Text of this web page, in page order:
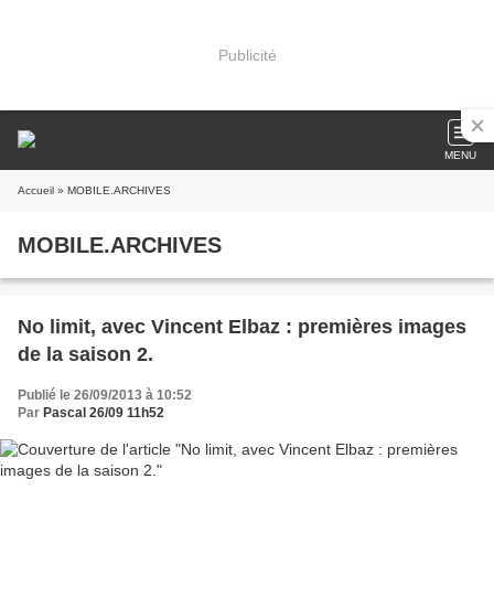
Publicité
MENU
Accueil » MOBILE.ARCHIVES
MOBILE.ARCHIVES
No limit, avec Vincent Elbaz : premières images
de la saison 2.
Publié le 26/09/2013 à 10:52
Par Pascal 26/09 11h52